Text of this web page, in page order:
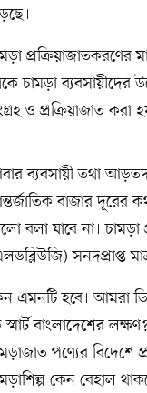
চামড়া ব্যবসায়ীদের
ও প্রক্রিয়াজাত করা
ব্যবসায়ী তথা
বাজার দূরের
বলা যাবে না। চামড়া
সনদপ্রাপ্ত
এমনটি হবে। আমরা
স্মার্ট বাংলাদেশের
পণ্যের বিদেশে
কেন বেহাল